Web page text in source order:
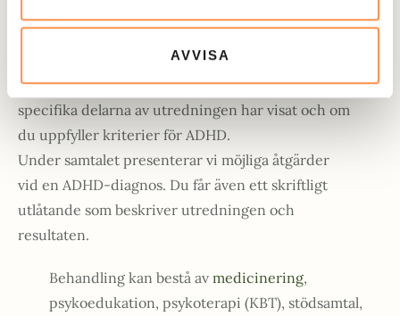
AVVISA
När utredningen är färdig återför vi resultatet i
ett samtal med dig. Du kommer få veta vad de
specifika delarna av utredningen har visat och om
du uppfyller kriterier för ADHD.
Under samtalet presenterar vi möjliga åtgärder
vid en ADHD-diagnos. Du får även ett skriftligt
utlåtande som beskriver utredningen och
resultaten.
Behandling kan bestå av medicinering,
psykoedukation, psykoterapi (KBT), stödsamtal,